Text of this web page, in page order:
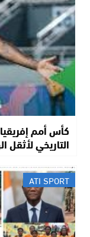
التاريخي لأثقل
ATI SPORT